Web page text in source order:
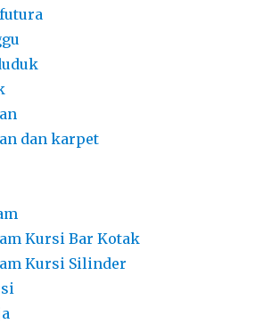
dan karpet
Kursi Bar Kotak
Kursi Silinder